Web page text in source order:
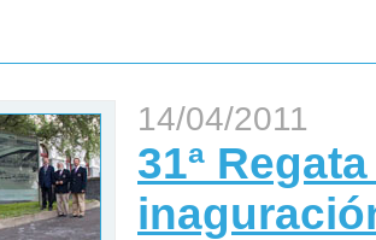
14/04/2011
31ª